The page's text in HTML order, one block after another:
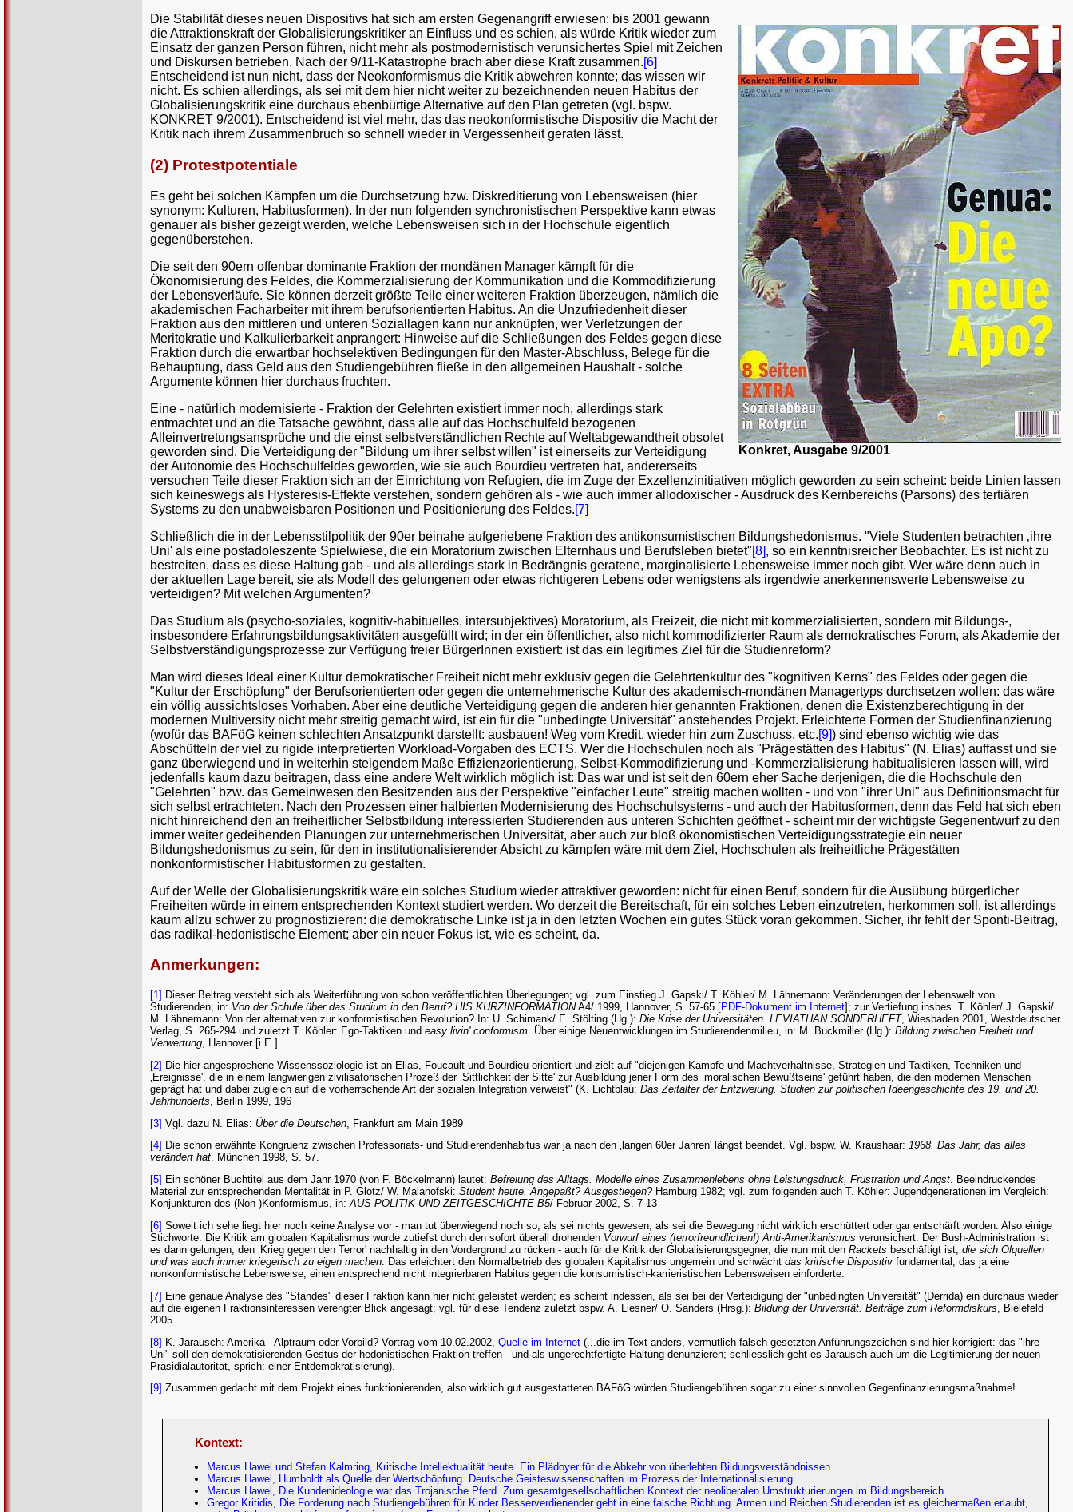
Konkret, Ausgabe 9/2001
Die Stabilität dieses neuen Dispositivs hat sich am ersten Gegenangriff erwiesen: bis 2001 gewann
die Attraktionskraft der Globalisierungskritiker an Einfluss und es schien, als würde Kritik wieder zum
Einsatz der ganzen Person führen, nicht mehr als postmodernistisch verunsichertes Spiel mit Zeichen
und Diskursen betrieben. Nach der 9/11-Katastrophe brach aber diese Kraft zusammen.[6]
Entscheidend ist nun nicht, dass der Neokonformismus die Kritik abwehren konnte; das wissen wir
nicht. Es schien allerdings, als sei mit dem hier nicht weiter zu bezeichnenden neuen Habitus der
Globalisierungskritik eine durchaus ebenbürtige Alternative auf den Plan getreten (vgl. bspw.
KONKRET 9/2001). Entscheidend ist viel mehr, das das neokonformistische Dispositiv die Macht der
Kritik nach ihrem Zusammenbruch so schnell wieder in Vergessenheit geraten lässt.
(2) Protestpotentiale
Es geht bei solchen Kämpfen um die Durchsetzung bzw. Diskreditierung von Lebensweisen (hier
synonym: Kulturen, Habitusformen). In der nun folgenden synchronistischen Perspektive kann etwas
genauer als bisher gezeigt werden, welche Lebensweisen sich in der Hochschule eigentlich
gegenüberstehen.
Die seit den 90ern offenbar dominante Fraktion der mondänen Manager kämpft für die
Ökonomisierung des Feldes, die Kommerzialisierung der Kommunikation und die Kommodifizierung
der Lebensverläufe. Sie können derzeit größte Teile einer weiteren Fraktion überzeugen, nämlich die
akademischen Facharbeiter mit ihrem berufsorientierten Habitus. An die Unzufriedenheit dieser
Fraktion aus den mittleren und unteren Soziallagen kann nur anknüpfen, wer Verletzungen der
Meritokratie und Kalkulierbarkeit anprangert: Hinweise auf die Schließungen des Feldes gegen diese
Fraktion durch die erwartbar hochselektiven Bedingungen für den Master-Abschluss, Belege für die
Behauptung, dass Geld aus den Studiengebühren fließe in den allgemeinen Haushalt - solche
Argumente können hier durchaus fruchten.
Eine - natürlich modernisierte - Fraktion der Gelehrten existiert immer noch, allerdings stark
entmachtet und an die Tatsache gewöhnt, dass alle auf das Hochschulfeld bezogenen
Alleinvertretungsansprüche und die einst selbstverständlichen Rechte auf Weltabgewandtheit obsolet
geworden sind. Die Verteidigung der "Bildung um ihrer selbst willen" ist einerseits zur Verteidigung
der Autonomie des Hochschulfeldes geworden, wie sie auch Bourdieu vertreten hat, andererseits
versuchen Teile dieser Fraktion sich an der Einrichtung von Refugien, die im Zuge der Exzellenzinitiativen möglich geworden zu sein scheint: beide Linien lassen
sich keineswegs als Hysteresis-Effekte verstehen, sondern gehören als - wie auch immer allodoxischer - Ausdruck des Kernbereichs (Parsons) des tertiären
Systems zu den unabweisbaren Positionen und Positionierung des Feldes.[7]
Schließlich die in der Lebensstilpolitik der 90er beinahe aufgeriebene Fraktion des antikonsumistischen Bildungshedonismus. "Viele Studenten betrachten ‚ihre
Uni' als eine postadoleszente Spielwiese, die ein Moratorium zwischen Elternhaus und Berufsleben bietet"[8], so ein kenntnisreicher Beobachter. Es ist nicht zu
bestreiten, dass es diese Haltung gab - und als allerdings stark in Bedrängnis geratene, marginalisierte Lebensweise immer noch gibt. Wer wäre denn auch in
der aktuellen Lage bereit, sie als Modell des gelungenen oder etwas richtigeren Lebens oder wenigstens als irgendwie anerkennenswerte Lebensweise zu
verteidigen? Mit welchen Argumenten?
Das Studium als (psycho-soziales, kognitiv-habituelles, intersubjektives) Moratorium, als Freizeit, die nicht mit kommerzialisierten, sondern mit Bildungs-,
insbesondere Erfahrungsbildungsaktivitäten ausgefüllt wird; in der ein öffentlicher, also nicht kommodifizierter Raum als demokratisches Forum, als Akademie der
Selbstverständigungsprozesse zur Verfügung freier BürgerInnen existiert: ist das ein legitimes Ziel für die Studienreform?
Man wird dieses Ideal einer Kultur demokratischer Freiheit nicht mehr exklusiv gegen die Gelehrtenkultur des "kognitiven Kerns" des Feldes oder gegen die
"Kultur der Erschöpfung" der Berufsorientierten oder gegen die unternehmerische Kultur des akademisch-mondänen Managertyps durchsetzen wollen: das wäre
ein völlig aussichtsloses Vorhaben. Aber eine deutliche Verteidigung gegen die anderen hier genannten Fraktionen, denen die Existenzberechtigung in der
modernen Multiversity nicht mehr streitig gemacht wird, ist ein für die "unbedingte Universität" anstehendes Projekt. Erleichterte Formen der Studienfinanzierung
(wofür das BAFöG keinen schlechten Ansatzpunkt darstellt: ausbauen! Weg vom Kredit, wieder hin zum Zuschuss, etc.[9]) sind ebenso wichtig wie das
Abschütteln der viel zu rigide interpretierten Workload-Vorgaben des ECTS. Wer die Hochschulen noch als "Prägestätten des Habitus" (N. Elias) auffasst und sie
ganz überwiegend und in weiterhin steigendem Maße Effizienzorientierung, Selbst-Kommodifizierung und -Kommerzialisierung habitualisieren lassen will, wird
jedenfalls kaum dazu beitragen, dass eine andere Welt wirklich möglich ist: Das war und ist seit den 60ern eher Sache derjenigen, die die Hochschule den
"Gelehrten" bzw. das Gemeinwesen den Besitzenden aus der Perspektive "einfacher Leute" streitig machen wollten - und von "ihrer Uni" aus Definitionsmacht für
sich selbst ertrachteten. Nach den Prozessen einer halbierten Modernisierung des Hochschulsystems - und auch der Habitusformen, denn das Feld hat sich eben
nicht hinreichend den an freiheitlicher Selbstbildung interessierten Studierenden aus unteren Schichten geöffnet - scheint mir der wichtigste Gegenentwurf zu den
immer weiter gedeihenden Planungen zur unternehmerischen Universität, aber auch zur bloß ökonomistischen Verteidigungsstrategie ein neuer
Bildungshedonismus zu sein, für den in institutionalisierender Absicht zu kämpfen wäre mit dem Ziel, Hochschulen als freiheitliche Prägestätten
nonkonformistischer Habitusformen zu gestalten.
Auf der Welle der Globalisierungskritik wäre ein solches Studium wieder attraktiver geworden: nicht für einen Beruf, sondern für die Ausübung bürgerlicher
Freiheiten würde in einem entsprechenden Kontext studiert werden. Wo derzeit die Bereitschaft, für ein solches Leben einzutreten, herkommen soll, ist allerdings
kaum allzu schwer zu prognostizieren: die demokratische Linke ist ja in den letzten Wochen ein gutes Stück voran gekommen. Sicher, ihr fehlt der Sponti-Beitrag,
das radikal-hedonistische Element; aber ein neuer Fokus ist, wie es scheint, da.
Anmerkungen:
[1] Dieser Beitrag versteht sich als Weiterführung von schon veröffentlichten Überlegungen; vgl. zum Einstieg J. Gapski/ T. Köhler/ M. Lähnemann: Veränderungen der Lebenswelt von
Studierenden, in: Von der Schule über das Studium in den Beruf? HIS KURZINFORMATIONA4/ 1999, Hannover, S. 57-65 [PDF-Dokument im Internet]; zur Vertiefung insbes. T. Köhler/ J. Gapski/
M. Lähnemann: Von der alternativen zur konformistischen Revolution? In: U. Schimank/ E. Stölting (Hg.): Die Krise der Universitäten. LEVIATHAN SONDERHEFT, Wiesbaden 2001, Westdeutscher
Verlag, S. 265-294 und zuletzt T. Köhler: Ego-Taktiken und easy livin' conformism . Über einige Neuentwicklungen im Studierendenmilieu, in: M. Buckmiller (Hg.): Bildung zwischen Freiheit und
Verwertung , Hannover [i.E.]
[2] Die hier angesprochene Wissenssoziologie ist an Elias, Foucault und Bourdieu orientiert und zielt auf "diejenigen Kämpfe und Machtverhältnisse, Strategien und Taktiken, Techniken und
‚Ereignisse', die in einem langwierigen zivilisatorischen Prozeß der ‚Sittlichkeit der Sitte' zur Ausbildung jener Form des ‚moralischen Bewußtseins' geführt haben, die den modernen Menschen
geprägt hat und dabei zugleich auf die vorherrschende Art der sozialen Integration verweist" (K. Lichtblau: Das Zeitalter der Entzweiung. Studien zur politischen Ideengeschichte des 19. und 20.
Jahrhunderts , Berlin 1999, 196
[3] Vgl. dazu N. Elias: Über die Deutschen , Frankfurt am Main 1989
[4] Die schon erwähnte Kongruenz zwischen Professoriats- und Studierendenhabitus war ja nach den ‚langen 60er Jahren' längst beendet. Vgl. bspw. W. Kraushaar: 1968. Das Jahr, das alles
verändert hat. München 1998, S. 57.
[5] Ein schöner Buchtitel aus dem Jahr 1970 (von F. Böckelmann) lautet: Befreiung des Alltags. Modelle eines Zusammenlebens ohne Leistungsdruck, Frustration und Angst. Beeindruckendes
Material zur entsprechenden Mentalität in P. Glotz/ W. Malanofski: Student heute. Angepaßt? Ausgestiegen? Hamburg 1982; vgl. zum folgenden auch T. Köhler: Jugendgenerationen im Vergleich:
Konjunkturen des (Non-)Konformismus, in:AUS POLITIK UND ZEITGESCHICHTE B5/ Februar 2002, S. 7-13
[6] Soweit ich sehe liegt hier noch keine Analyse vor - man tut überwiegend noch so, als sei nichts gewesen, als sei die Bewegung nicht wirklich erschüttert oder gar entschärft worden. Also einige
Stichworte: Die Kritik am globalen Kapitalismus wurde zutiefst durch den sofort überall drohenden Vorwurf eines (terrorfreundlichen!) Anti-Amerikanismus verunsichert. Der Bush-Administration ist
es dann gelungen, den ‚Krieg gegen den Terror' nachhaltig in den Vordergrund zu rücken - auch für die Kritik der Globalisierungsgegner, die nun mit den Rackets beschäftigt ist, die sich Ölquellen
und was auch immer kriegerisch zu eigen machen . Das erleichtert den Normalbetrieb des globalen Kapitalismus ungemein und schwächt das kritische Dispositiv fundamental, das ja eine
nonkonformistische Lebensweise, einen entsprechend nicht integrierbaren Habitus gegen die konsumistisch-karrieristischen Lebensweisen einforderte.
[7] Eine genaue Analyse des "Standes" dieser Fraktion kann hier nicht geleistet werden; es scheint indessen, als sei bei der Verteidigung der "unbedingten Universität" (Derrida) ein durchaus wieder
auf die eigenen Fraktionsinteressen verengter Blick angesagt; vgl. für diese Tendenz zuletzt bspw. A. Liesner/ O. Sanders (Hrsg.): Bildung der Universität. Beiträge zum Reformdiskurs , Bielefeld
2005
[8] K. Jarausch: Amerika - Alptraum oder Vorbild? Vortrag vom 10.02.2002, Quelle im Internet (...die im Text anders, vermutlich falsch gesetzten Anführungszeichen sind hier korrigiert: das "ihre
Uni" soll den demokratisierenden Gestus der hedonistischen Fraktion treffen - und als ungerechtfertigte Haltung denunzieren; schliesslich geht es Jarausch auch um die Legitimierung der neuen
Präsidialautorität, sprich: einer Entdemokratisierung).
[9] Zusammen gedacht mit dem Projekt eines funktionierenden, also wirklich gut ausgestatteten BAFöG würden Studiengebühren sogar zu einer sinnvollen Gegenfinanzierungsmaßnahme!
Kontext:
Marcus Hawel und Stefan Kalmring, Kritische Intellektualität heute. Ein Plädoyer für die Abkehr von überlebten Bildungsverständnissen
Marcus Hawel, Humboldt als Quelle der Wertschöpfung. Deutsche Geisteswissenschaften im Prozess der Internationalisierung
Marcus Hawel, Die Kundenideologie war das Trojanische Pferd. Zum gesamtgesellschaftlichen Kontext der neoliberalen Umstrukturierungen im Bildungsbereich
Gregor Kritidis, Die Forderung nach Studiengebühren für Kinder Besserverdienender geht in eine falsche Richtung. Armen und Reichen Studierenden ist es gleichermaßen erlaubt,